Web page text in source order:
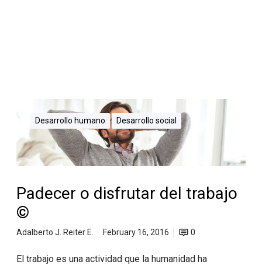
Desarrollo humano Desarrollo social
Padecer o disfrutar del trabajo
©
Adalberto J. Reiter E. February 16, 2016 0
El trabajo es una actividad que la humanidad ha